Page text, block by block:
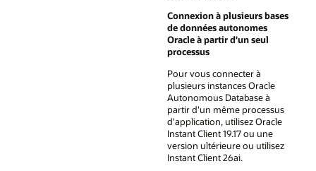
Connexion à plusieurs bases
de données autonomes
Oracle à partir d'un seul
processus
Pour vous connecter à
plusieurs instances Oracle
Autonomous Database à
partir d'un même processus
d'application, utilisez Oracle
Instant Client 19.17 ou une
version ultérieure ou utilisez
Instant Client 26ai.